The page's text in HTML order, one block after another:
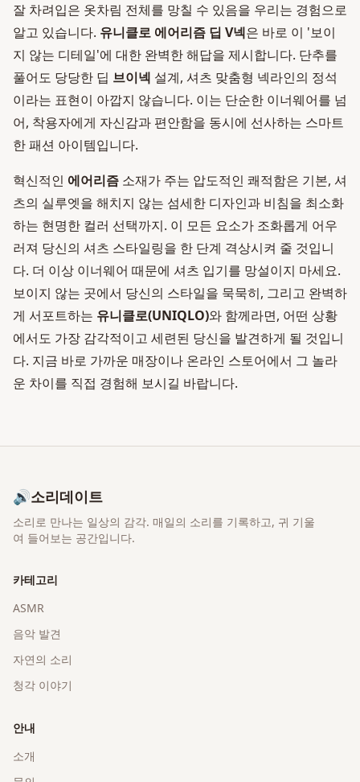
잘 차려입은 옷차림 전체를 망칠 수 있음을 우리는 경험으로
알고 있습니다. 유니클로 에어리즘 딥 V넥은 바로 이 '보이
지 않는 디테일'에 대한 완벽한 해답을 제시합니다. 단추를
풀어도 당당한 딥 브이넥 설계, 셔츠 맞춤형 넥라인의 정석
이라는 표현이 아깝지 않습니다. 이는 단순한 이너웨어를 넘
어, 착용자에게 자신감과 편안함을 동시에 선사하는 스마트
한 패션 아이템입니다.
혁신적인 에어리즘 소재가 주는 압도적인 쾌적함은 기본, 셔
츠의 실루엣을 해치지 않는 섬세한 디자인과 비침을 최소화
하는 현명한 컬러 선택까지. 이 모든 요소가 조화롭게 어우
러져 당신의 셔츠 스타일링을 한 단계 격상시켜 줄 것입니
다. 더 이상 이너웨어 때문에 셔츠 입기를 망설이지 마세요.
보이지 않는 곳에서 당신의 스타일을 묵묵히, 그리고 완벽하
게 서포트하는 유니클로(UNIQLO)와 함께라면, 어떤 상황
에서도 가장 감각적이고 세련된 당신을 발견하게 될 것입니
다. 지금 바로 가까운 매장이나 온라인 스토어에서 그 놀라
운 차이를 직접 경험해 보시길 바랍니다.
🔊소리데이트
소리로 만나는 일상의 감각. 매일의 소리를 기록하고, 귀 기울
여 들어보는 공간입니다.
카테고리
ASMR
음악 발견
자연의 소리
청각 이야기
안내
소개